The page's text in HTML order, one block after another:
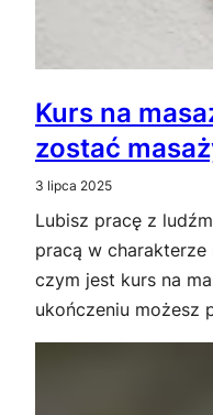
Kurs na
zostać
3 lipca 2025
Lubisz pracę z
pracą w
czym jest kurs na
ukończeniu możesz